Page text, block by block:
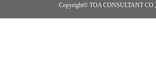
Copyright© TOA CONSULTANT